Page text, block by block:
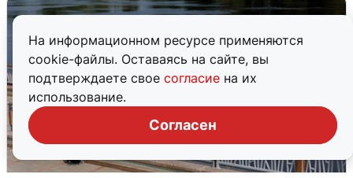
На информационном ресурсе применяются
cookie-файлы. Оставаясь на сайте, вы
подтверждаете свое согласие на их
использование.
Согласен